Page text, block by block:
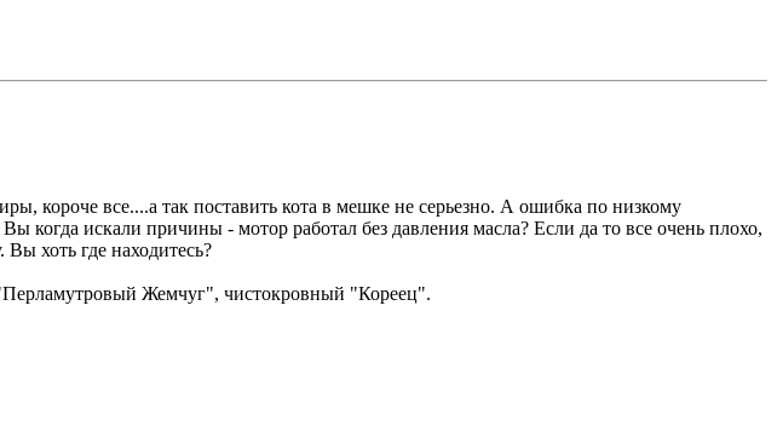
короче все....а так поставить кота в мешке не серьезно. А ошибка по низкому
когда искали причины - мотор работал без давления масла? Если да то все очень плохо,
Вы хоть где находитесь?
Жемчуг", чистокровный "Кореец".